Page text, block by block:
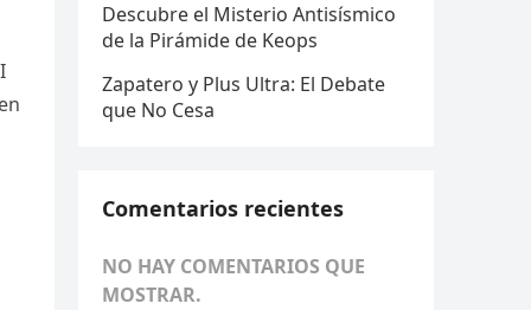
Descubre el Misterio Antisísmico
de la Pirámide de Keops
Zapatero y Plus Ultra: El Debate
que No Cesa
Comentarios recientes
NO HAY COMENTARIOS QUE
MOSTRAR.